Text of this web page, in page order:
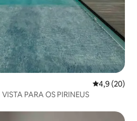
4,9 de uma
4,9 (20)
PARA OS PIRINEUS